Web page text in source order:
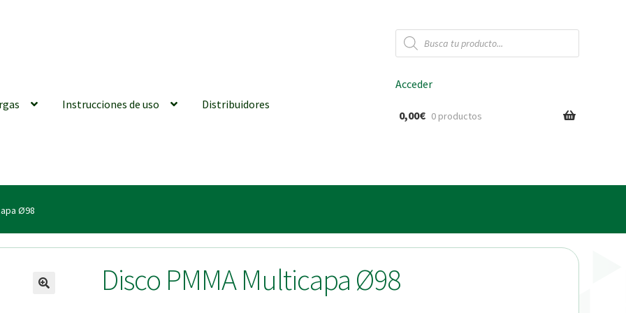
Búsqueda
de
productos
Instrucciones de uso Distribuidores
generales
| Tienda Online!
Acceder
0,00€ 0 productos
Ø98
Disco PMMA Multicapa Ø98